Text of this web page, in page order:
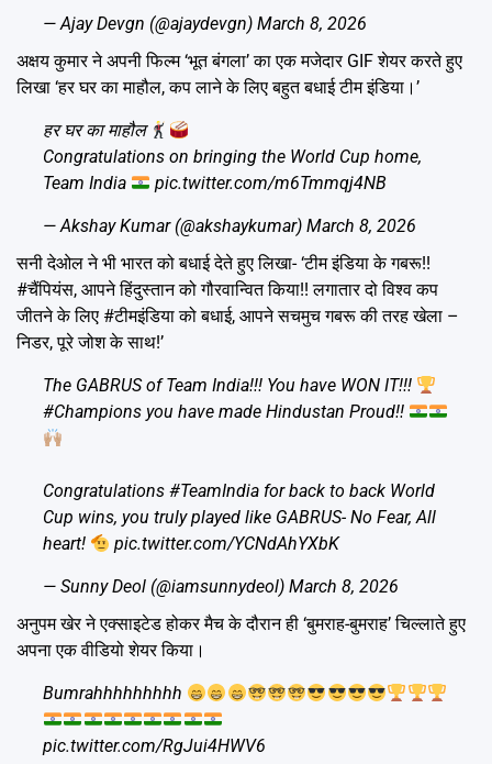
— Ajay Devgn (@ajaydevgn) March 8, 2026
अक्षय कुमार ने अपनी फिल्म ‘भूत बंगला’ का एक मजेदार GIF शेयर करते हुए
लिखा ‘हर घर का माहौल, कप लाने के लिए बहुत बधाई टीम इंडिया।’
हर घर का माहौल
Congratulations on bringing the World Cup home,
Team India
pic.twitter.com/m6Tmmqj4NB
— Akshay Kumar (@akshaykumar) March 8, 2026
सनी देओल ने भी भारत को बधाई देते हुए लिखा- ‘टीम इंडिया के गबरू!!
#चैंपियंस, आपने हिंदुस्तान को गौरवान्वित किया!! लगातार दो विश्व कप
जीतने के लिए #टीमइंडिया को बधाई, आपने सचमुच गबरू की तरह खेला –
निडर, पूरे जोश के साथ!’
The GABRUS of Team India!!! You have WON IT!!!
#Champions you have made Hindustan Proud!!
Congratulations #TeamIndia for back to back World
Cup wins, you truly played like GABRUS- No Fear, All
heart!
pic.twitter.com/YCNdAhYXbK
— Sunny Deol (@iamsunnydeol) March 8, 2026
अनुपम खेर ने एक्साइटेड होकर मैच के दौरान ही ‘बुमराह-बुमराह’ चिल्लाते हुए
अपना एक वीडियो शेयर किया।
Bumrahhhhhhhhh
pic.twitter.com/RgJui4HWV6